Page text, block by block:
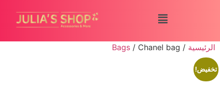
الرئيسية /
Bags / Chanel bag
تخفيض!